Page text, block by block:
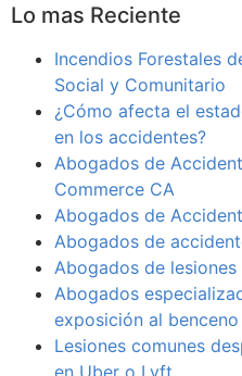
Lo mas Reciente
Incendios Forestales
Social y Comunitario
¿Cómo afecta el
en los accidentes?
Abogados de
Commerce CA
Abogados de
Abogados de
Abogados de
Abogados
exposición al benceno
Lesiones comunes
en Uber o Lyft